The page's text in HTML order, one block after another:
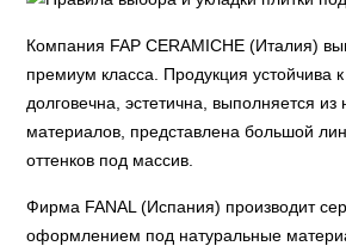
Компания FAP CERAMICHE (Италия)
премиум класса. Продукция устойчива
долговечна, эстетична, выполняется из
материалов, представлена большой
оттенков под массив.
Фирма FANAL (Испания) производит
оформлением под натуральные